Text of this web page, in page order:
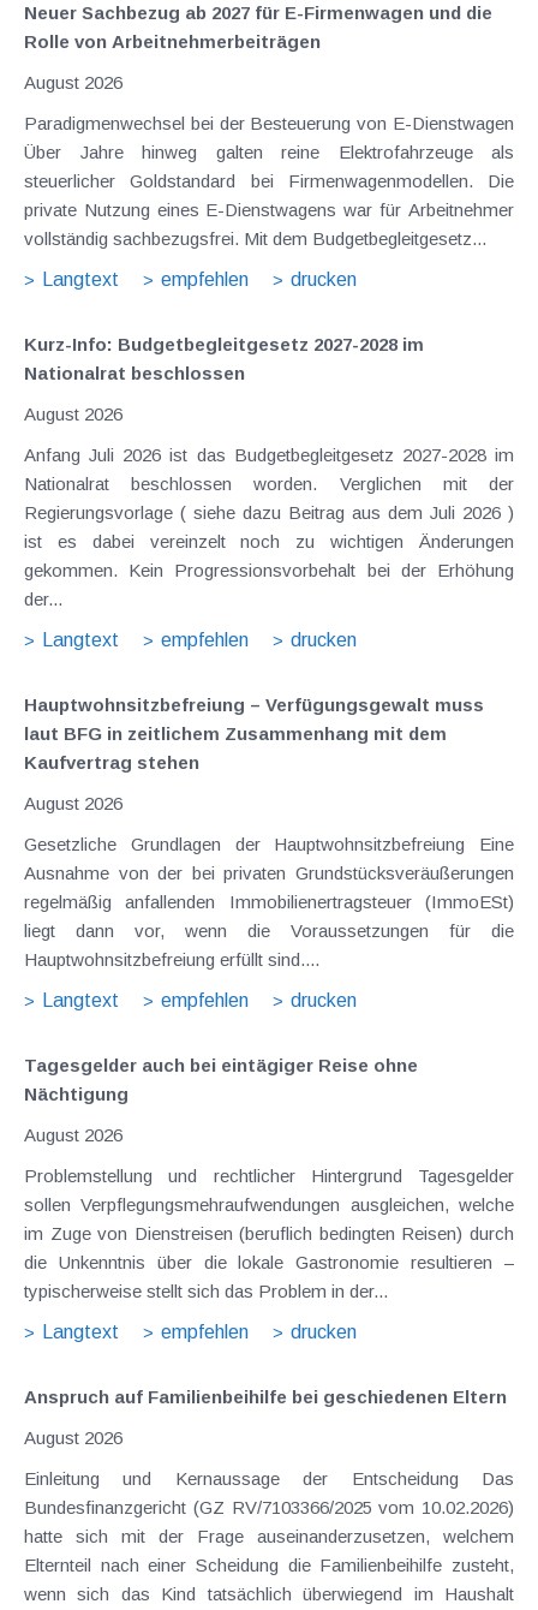
Neuer Sachbezug ab 2027 für E-Firmenwagen und die
Rolle von Arbeitnehmer​­beiträgen
August 2026
Paradigmenwechsel bei der Besteuerung von E-Dienstwagen
Über Jahre hinweg galten reine Elektrofahrzeuge als
steuerlicher Goldstandard bei Firmenwagenmodellen. Die
private Nutzung eines E-Dienstwagens war für Arbeitnehmer
vollständig sachbezugsfrei. Mit dem Budgetbegleitgesetz...
Langtext
empfehlen drucken
Kurz-Info: Budgetbegleitgesetz 2027-2028 im
Nationalrat beschlossen
August 2026
Anfang Juli 2026 ist das Budgetbegleitgesetz 2027-2028 im
Nationalrat beschlossen worden. Verglichen mit der
Regierungsvorlage ( siehe dazu Beitrag aus dem Juli 2026 )
ist es dabei vereinzelt noch zu wichtigen Änderungen
gekommen. Kein Progressionsvorbehalt bei der Erhöhung
der...
Langtext
empfehlen drucken
Hauptwohnsitz​­befreiung – Verfügungsgewalt muss
laut BFG in zeitlichem Zusammenhang mit dem
Kaufvertrag stehen
August 2026
Gesetzliche Grundlagen der Hauptwohnsitzbefreiung Eine
Ausnahme von der bei privaten Grundstücksveräußerungen
regelmäßig anfallenden Immobilienertragsteuer (ImmoESt)
liegt dann vor, wenn die Voraussetzungen für die
Hauptwohnsitzbefreiung erfüllt sind....
Langtext
empfehlen drucken
Tagesgelder auch bei eintägiger Reise ohne
Nächtigung
August 2026
Problemstellung und rechtlicher Hintergrund Tagesgelder
sollen Verpflegungsmehraufwendungen ausgleichen, welche
im Zuge von Dienstreisen (beruflich bedingten Reisen) durch
die Unkenntnis über die lokale Gastronomie resultieren –
typischerweise stellt sich das Problem in der...
Langtext
empfehlen drucken
Anspruch auf Familienbeihilfe bei geschiedenen Eltern
August 2026
Einleitung und Kernaussage der Entscheidung Das
Bundesfinanzgericht (GZ RV/7103366/2025 vom 10.02.2026)
hatte sich mit der Frage auseinanderzusetzen, welchem
Elternteil nach einer Scheidung die Familienbeihilfe zusteht,
wenn sich das Kind tatsächlich überwiegend im Haushalt